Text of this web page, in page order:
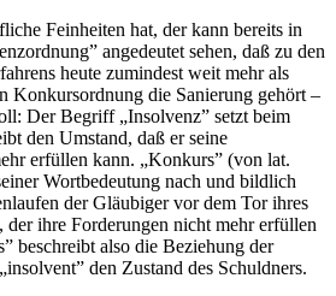
Feinheiten hat, der kann bereits in
angedeutet sehen, daß zu den
heute zumindest weit mehr als
Konkursordnung die Sanierung gehört –
Der Begriff „Insolvenz” setzt beim
den Umstand, daß er seine
erfüllen kann. „Konkurs” (von lat.
Wortbedeutung nach und bildlich
der Gläubiger vor dem Tor ihres
der ihre Forderungen nicht mehr erfüllen
beschreibt also die Beziehung der
den Zustand des Schuldners.